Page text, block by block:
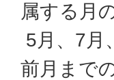
属する月
5月、7月
前月まで